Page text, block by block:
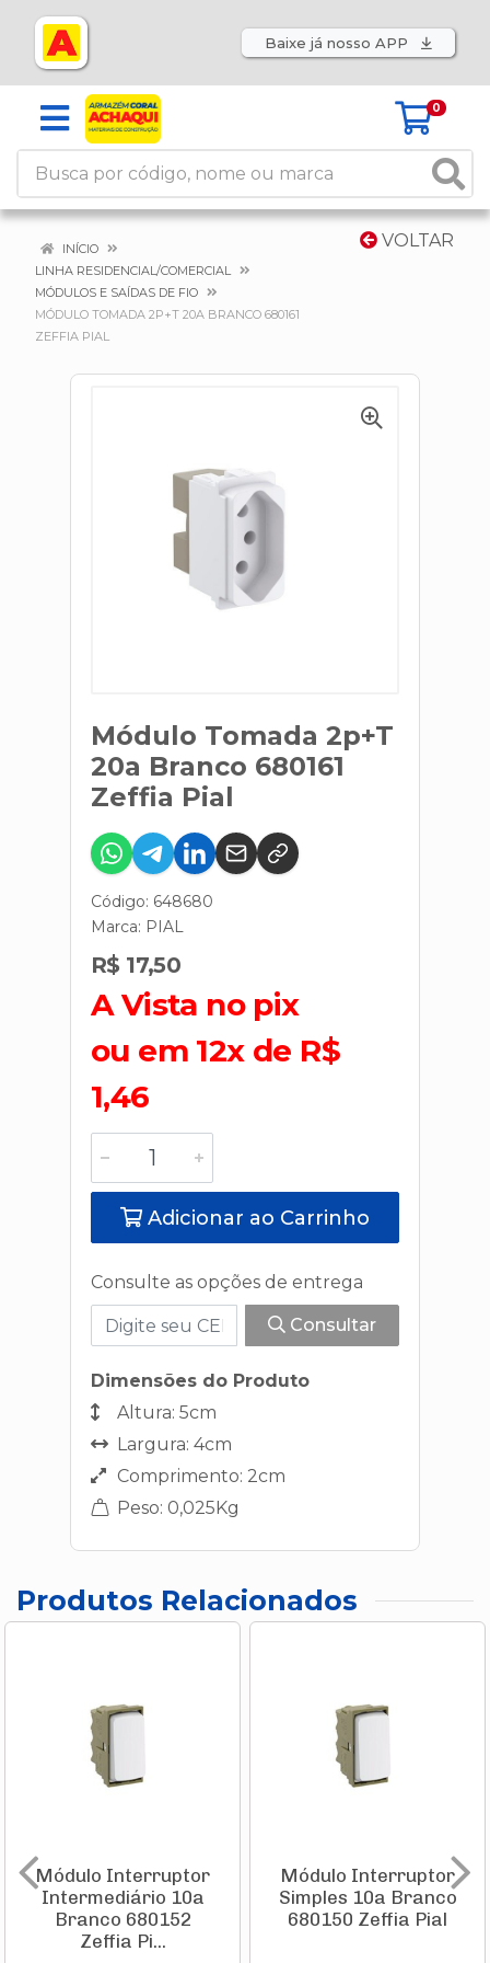
Baixe já nosso APP
0
VOLTAR
INÍCIO
LINHA RESIDENCIAL/COMERCIAL
MÓDULOS E SAÍDAS DE FIO
MÓDULO TOMADA 2P+T 20A BRANCO 680161
ZEFFIA PIAL
Módulo Tomada 2p+T
20a Branco 680161
Zeffia Pial
Código: 648680
Marca: PIAL
R$ 17,50
A Vista no pix
ou em 12x de R$
1,46
Adicionar ao Carrinho
Consulte as opções de entrega
Consultar
Dimensões do Produto
Altura: 5cm
Largura: 4cm
Comprimento: 2cm
Peso: 0,025Kg
Produtos Relacionados
Módulo Interruptor
Intermediário 10a
Branco 680152
Zeffia Pi...
Módulo Interruptor
Simples 10a Branco
680150 Zeffia Pial